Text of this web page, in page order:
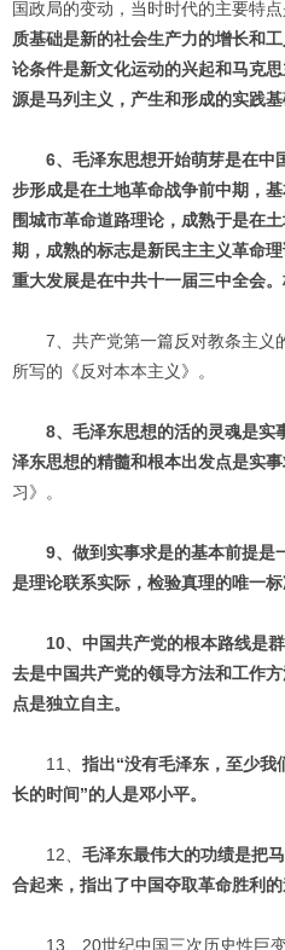
国政局的变动，当时时代的主要特点
质基础是新的社会生产力的增长和
论条件是新文化运动的兴起和马克
源是马列主义，产生和形成的实践基
6、毛泽东思想开始萌芽是在中
步形成是在土地革命战争前中期，
围城市革命道路理论，成熟于是在
期，成熟的标志是新民主主义革命
重大发展是在中共十一届三中全会。
7、共产党第一篇反对教条主义
所写的《反对本本主义》。
8、毛泽东思想的活的灵魂是实
泽东思想的精髓和根本出发点是实事
习》。
9、做到实事求是的基本前提是
是理论联系实际，检验真理的唯一标
10、中国共产党的根本路线是
去是中国共产党的领导方法和工作
点是独立自主。
11、 指出“没有毛泽东，至少我
长的时间”的人是邓小平。
12、 毛泽东最伟大的功绩是把
合起来，指出了中国夺取革命胜利的
13、20世纪中国三次历史性巨变